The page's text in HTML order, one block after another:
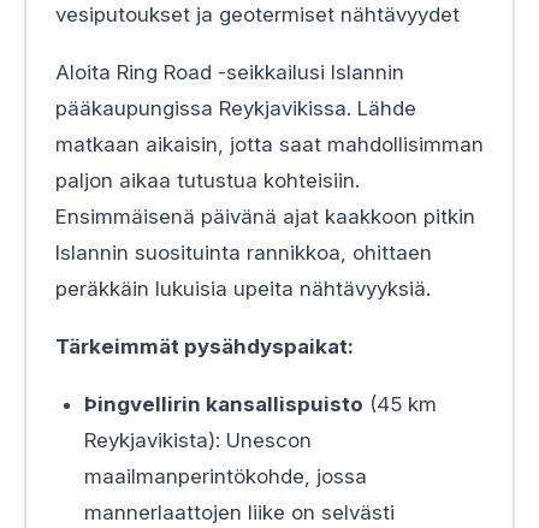
vesiputoukset ja geotermiset nähtävyydet
Aloita Ring Road -seikkailusi Islannin
pääkaupungissa Reykjavikissa. Lähde
matkaan aikaisin, jotta saat mahdollisimman
paljon aikaa tutustua kohteisiin.
Ensimmäisenä päivänä ajat kaakkoon pitkin
Islannin suosituinta rannikkoa, ohittaen
peräkkäin lukuisia upeita nähtävyyksiä.
Tärkeimmät pysähdyspaikat:
Þingvellirin kansallispuisto (45 km
Reykjavikista): Unescon
maailmanperintökohde, jossa
mannerlaattojen liike on selvästi